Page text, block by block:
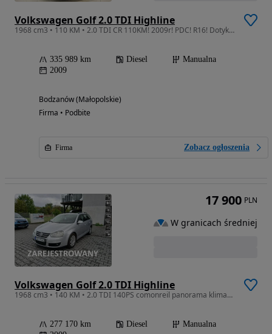
Volkswagen Golf 2.0 TDI Highline
1968 cm3 • 110 KM • 2.0 TDI CR 110KM! 2009r! PDC! R16! Dotyk! Bluetooth! Bez rdzy!
335 989 km Diesel
Manualna
2009
Bodzanów (Małopolskie)
Firma • Podbite
Firma Zobacz ogłoszenia
Volkswagen Golf 2.0 TDI Highline
1968 cm3 • 140 KM • 2.0 TDI 140PS comonreil panorama klimatronik parktronik navi 6biegów
277 170 km Diesel
Manualna
17 900 PLN
W granicach średniej